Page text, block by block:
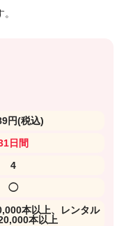
円(税込)
日間
4
◯
本以上、レンタル
本以上